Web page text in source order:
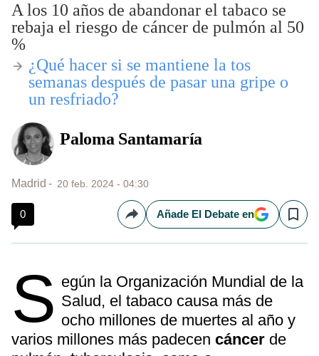
A los 10 años de abandonar el tabaco se
rebaja el riesgo de cáncer de pulmón al 50
%
¿Qué hacer si se mantiene la tos
semanas después de pasar una gripe o
un resfriado?
Paloma Santamaría
Madrid 20 feb. 2024 - 04:30
0 CompartirAñade El Debate en Save
S egún la Organización Mundial de la
Salud, el tabaco causa más de
ocho millones de muertes al año y
varios millones más padecen cáncer de